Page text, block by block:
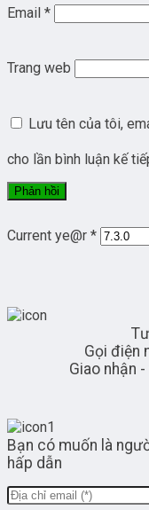
Email *
Trang web
Lưu tên của tôi,
cho lần bình luận kế
Current ye@r *
Gọi điện
Giao nhận
Bạn có muốn là
hấp dẫn